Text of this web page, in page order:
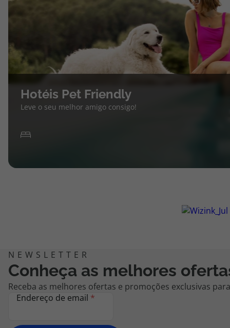
Hotéis Pet Friendly
Leve o seu melhor amigo consigo!
Conheça as melhores
Receba as melhores ofertas e promoções exclusivas
Endereço de email *